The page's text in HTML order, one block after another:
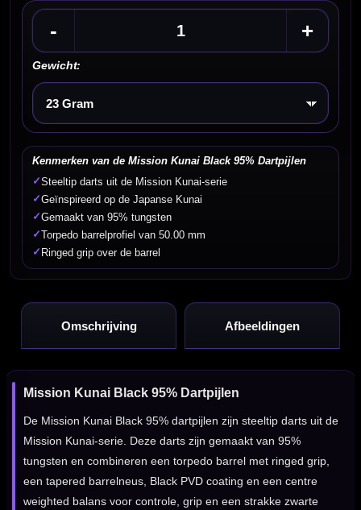
- +
Gewicht:
Kies een optie
Kenmerken van de Mission Kunai Black 95% Dartpijlen
✓Steeltip darts uit de Mission Kunai-serie
✓Geïnspireerd op de Japanse Kunai
✓Gemaakt van 95% tungsten
✓ Torpedo barrelprofiel van 50.00 mm
✓ Ringed grip over de barrel
Omschrijving Afbeeldingen
Mission Kunai Black 95% Dartpijlen
De Mission Kunai Black 95% dartpijlen zijn steeltip darts uit de
Mission Kunai-serie. Deze darts zijn gemaakt van 95%
tungsten en combineren een torpedo barrel met ringed grip,
een tapered barrelneus, Black PVD coating en een centre
weighted balans voor controle, grip en een strakke zwarte